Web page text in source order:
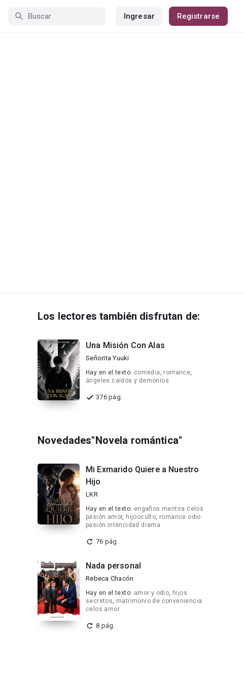
Ingresar Registrarse
Los lectores también disfrutan de:
Una Misión Con Alas
Señorita Yuuki
Hay en el texto: comedia, romance,
ángeles caídos y demonios
376 pág.
Novedades"Novela romántica"
Mi Exmarido Quiere a Nuestro
Hijo
LKR
Hay en el texto: engaños mentira celos
pasión amor, hijooculto, romance odio
pasión intencidad drama
76 pág.
Nada personal
Rebeca Chacón
Hay en el texto: amor y odio, hijos
secretos, matrimonio de conveniencia
celos amor
8 pág.